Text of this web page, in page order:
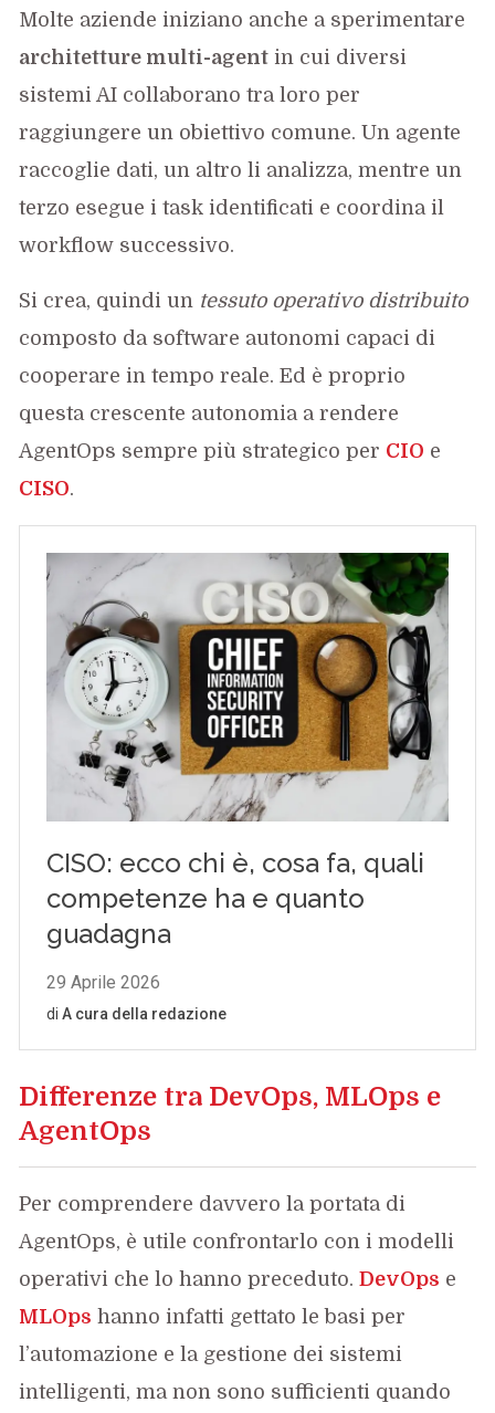
Molte aziende iniziano anche a sperimentare
architetture multi-agent in cui diversi
sistemi AI collaborano tra loro per
raggiungere un obiettivo comune. Un agente
raccoglie dati, un altro li analizza, mentre un
terzo esegue i task identificati e coordina il
workflow successivo.
Si crea, quindi un tessuto operativo distribuito
composto da software autonomi capaci di
cooperare in tempo reale. Ed è proprio
questa crescente autonomia a rendere
AgentOps sempre più strategico per CIO e
CISO.
Differenze tra DevOps, MLOps e
AgentOps
Per comprendere davvero la portata di
AgentOps, è utile confrontarlo con i modelli
operativi che lo hanno preceduto.DevOps e
MLOps hanno infatti gettato le basi per
l’automazione e la gestione dei sistemi
intelligenti, ma non sono sufficienti quando